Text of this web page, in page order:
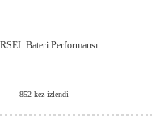
Bateri Performansı.
852 kez izlendi